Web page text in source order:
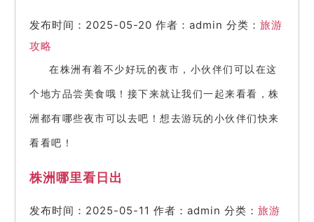
发布时间：2025-05-20 作者：admin 分类： 旅游
攻略
在株洲有着不少好玩的夜市，小伙伴们可以在这
个地方品尝美食哦！接下来就让我们一起来看看，株
洲都有哪些夜市可以去吧！想去游玩的小伙伴们快来
看看吧！
株洲哪里看日出
发布时间：2025-05-11 作者：admin 分类： 旅游